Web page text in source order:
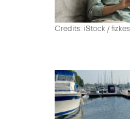
Credits: iStock / fizkes